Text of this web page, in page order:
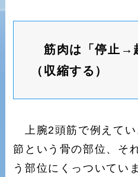
筋肉は「停止→
（収縮する）
上腕2頭筋で例えてい
節という骨の部位、そ
う部位にくっついてい